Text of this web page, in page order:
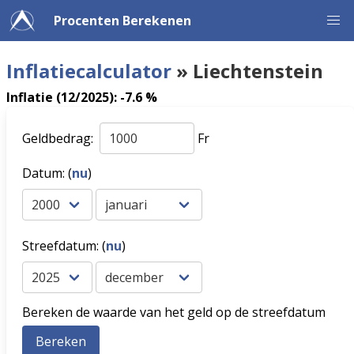
Procenten Berekenen
Inflatiecalculator » Liechtenstein
Inflatie (12/2025): -7.6 %
Geldbedrag:
Fr
Datum: (nu)
Streefdatum: (nu)
Bereken de waarde van het geld op de streefdatum